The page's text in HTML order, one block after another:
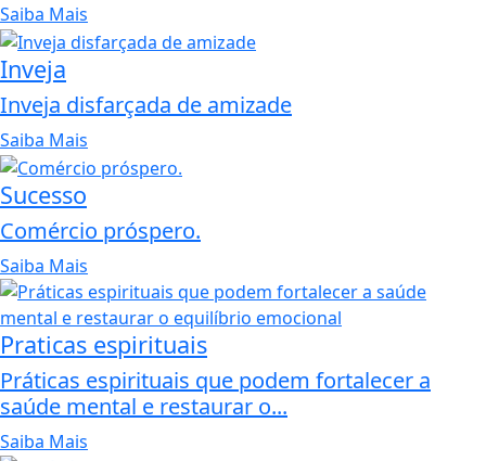
Saiba Mais
Inveja
Inveja disfarçada de amizade
Saiba Mais
Sucesso
Comércio próspero.
Saiba Mais
Praticas espirituais
Práticas espirituais que podem fortalecer a
saúde mental e restaurar o...
Saiba Mais